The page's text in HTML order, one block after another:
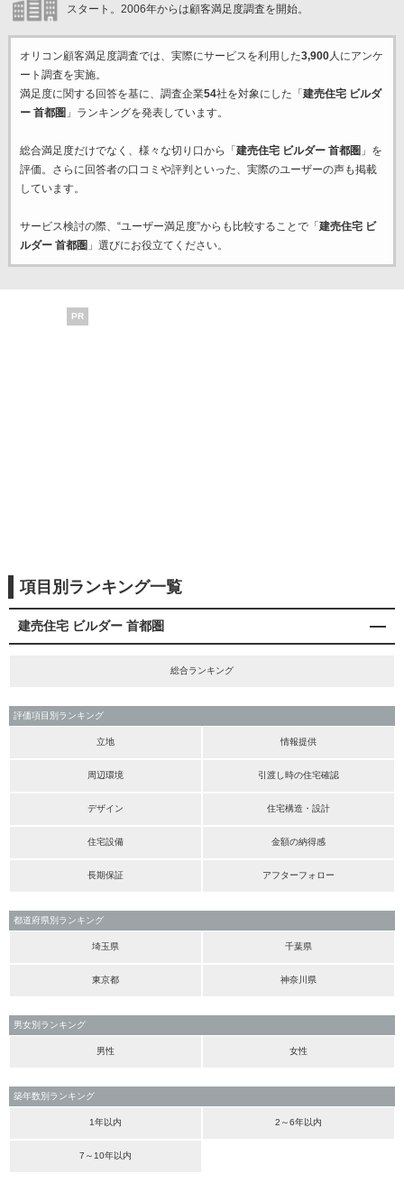
スタート。2006年からは顧客満足度調査を開始。
オリコン顧客満足度調査では、実際にサービスを利用した3,900人にアンケ
ート調査を実施。
満足度に関する回答を基に、調査企業54社を対象にした「 建売住宅 ビルダ
ー 首都圏 」ランキングを発表しています。
総合満足度だけでなく、様々な切り口から「 建売住宅 ビルダー 首都圏 」を
評価。さらに回答者の口コミや評判といった、実際のユーザーの声も掲載
しています。
サービス検討の際、“ユーザー満足度”からも比較することで「 建売住宅 ビ
ルダー 首都圏 」選びにお役立てください。
PR
項目別ランキング一覧
建売住宅 ビルダー 首都圏
総合ランキング
評価項目別ランキング
立地 情報提供
周辺環境 引渡し時の住宅確認
デザイン 住宅構造・設計
住宅設備 金額の納得感
長期保証 アフターフォロー
都道府県別ランキング
埼玉県 千葉県
東京都 神奈川県
男女別ランキング
男性 女性
築年数別ランキング
1年以内 2～6年以内
7～10年以内